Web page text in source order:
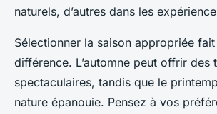
naturels, d’autres dans les
Sélectionner la saison appropriée
différence. L’automne peut offrir des
spectaculaires, tandis que le
nature épanouie. Pensez à vos